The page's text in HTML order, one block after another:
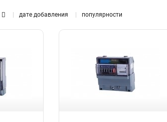
дате добавления популярности